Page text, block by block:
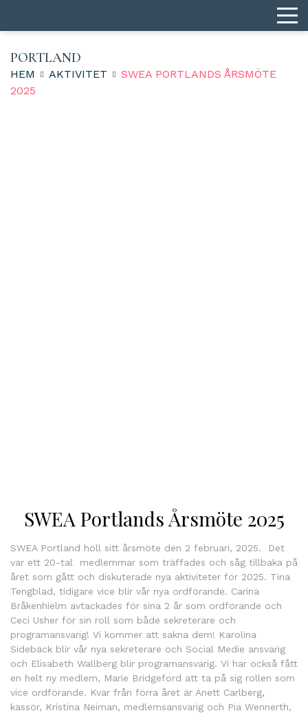
PORTLAND
HEM AKTIVITET
SWEA PORTLANDS ÅRSMÖTE
2025
SWEA Portlands Årsmöte 2025
SWEA Portland höll sitt årsmöte den 2 februari, 2025. Det
var ett 20-tal medlemmar som träffades och såg tillbaka på
året som gått och diskuterade nya aktiviteter för 2025. Tina
Tengblad, tidigare vice blir vår nya ordförande. Carina
Bråkenhielm avtackades för sina 2 år som ordförande och
Ceci Usher för sin roll som både sekreterare och
programansvarig! Vi kommer att sakna dem! Karolina
Sidebäck blir vår nya sekreterare och Social Medie ansvarig
och Elisabeth Wallberg blir programansvarig. Vi har också fått
en helt ny medlem, Marie Bridgeford att ta på sig rollen som
vice ordförande. Kvar från förra året är Anett Carlberg,
kassör, Kristina Neiman, medlemsansvarig och Pia Wennerth,